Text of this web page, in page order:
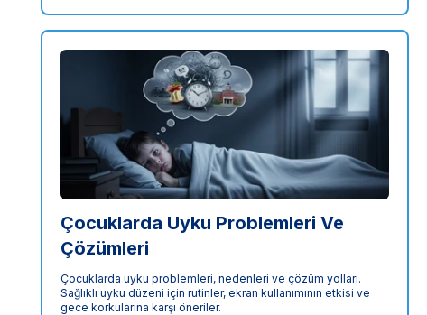
Çocuklarda Uyku Problemleri Ve
Çözümleri
Çocuklarda uyku problemleri, nedenleri ve çözüm yolları.
Sağlıklı uyku düzeni için rutinler, ekran kullanımının etkisi ve
gece korkularına karşı öneriler.